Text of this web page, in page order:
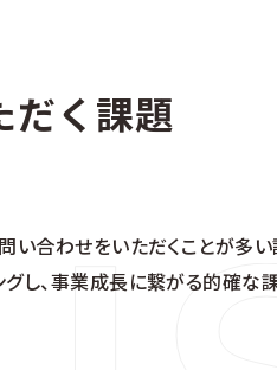
だく課題
い合わせをいただくことが多
グし、事業成長に繋がる的確